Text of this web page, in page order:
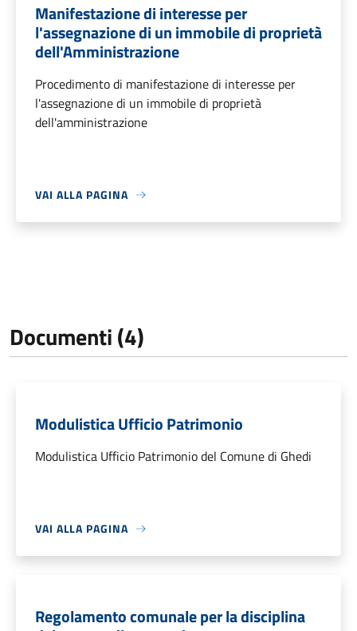
Manifestazione di interesse per
l'assegnazione di un immobile di proprietà
dell'Amministrazione
Procedimento di manifestazione di interesse per
l'assegnazione di un immobile di proprietà
dell'amministrazione
VAI ALLA PAGINA
Documenti (4)
Modulistica Ufficio Patrimonio
Modulistica Ufficio Patrimonio del Comune di Ghedi
VAI ALLA PAGINA
Regolamento comunale per la disciplina